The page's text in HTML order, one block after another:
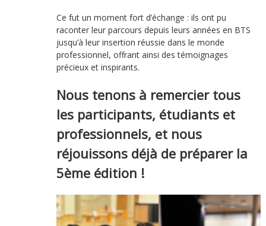
Ce fut un moment fort d’échange : ils ont pu
raconter leur parcours depuis leurs années en BTS
jusqu’à leur insertion réussie dans le monde
professionnel, offrant ainsi des témoignages
précieux et inspirants.
Nous tenons à remercier tous
les participants, étudiants et
professionnels, et nous
réjouissons déjà de préparer la
5ème édition !